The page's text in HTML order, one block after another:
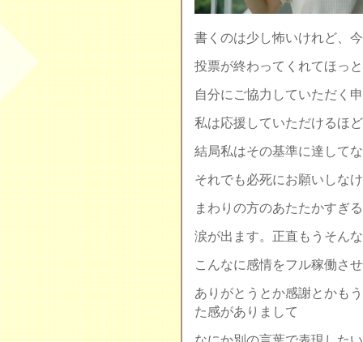
書くのは少し怖いけれど、
投票が終わってくれてほっ
自分にご協力していただく
私は応援していただけるほ
結局私はその基準に達して
それでも必死にお願いしな
まわりの方のあたたかすぎ
涙が出ます。正直もうそん
こんなに感情をフル稼働さ
ありがとうとか感謝とかも
た感がありまして